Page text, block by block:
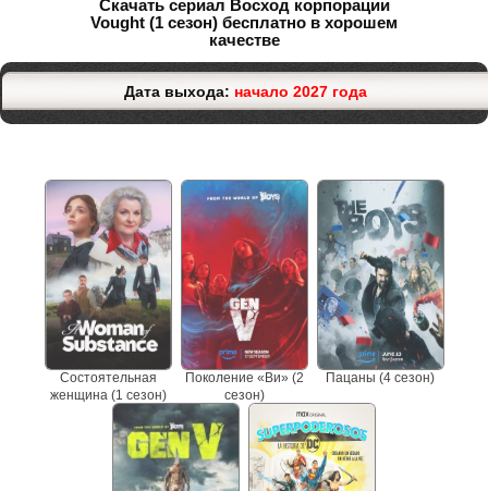
Скачать сериал Восход корпорации
Vought (1 сезон) бесплатно в хорошем
качестве
Дата выхода: начало 2027 года
Состоятельная
женщина (1 сезон)
Поколение «Ви» (2
сезон)
Пацаны (4 сезон)